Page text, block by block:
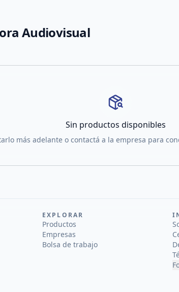
Audiovisual
Sin productos disponibles
más adelante o contactá a la empresa para
EXPLORAR
Productos
Empresas
Bolsa de trabajo